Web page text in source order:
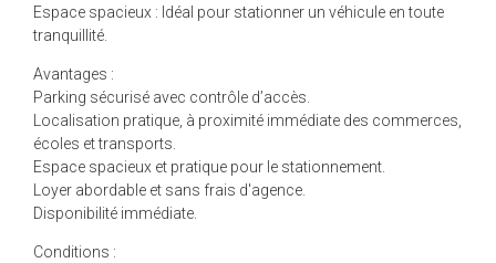
Espace spacieux : Idéal pour stationner un véhicule en toute
tranquillité.
Avantages :
Parking sécurisé avec contrôle d’accès.
Localisation pratique, à proximité immédiate des commerces,
écoles et transports.
Espace spacieux et pratique pour le stationnement.
Loyer abordable et sans frais d'agence.
Disponibilité immédiate.
Conditions :